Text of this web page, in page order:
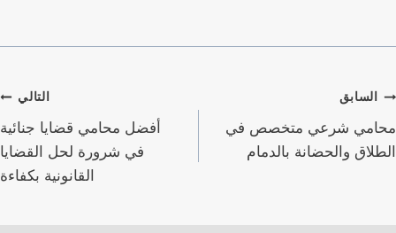
تصفّح
المقالات
السابق
محامي شرعي متخصص في
الطلاق والحضانة بالدمام
التالي
أفضل محامي قضايا جنائية
في شرورة لحل القضايا
القانونية بكفاءة